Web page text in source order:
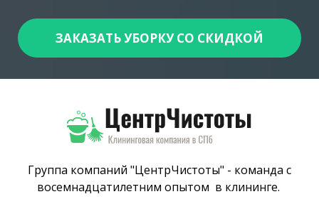
ЗАКАЗАТЬ УБОРКУ СО СКИДКОЙ
Группа компаний "ЦентрЧистоты" - команда с
восемнадцатилетним опытом в клининге.